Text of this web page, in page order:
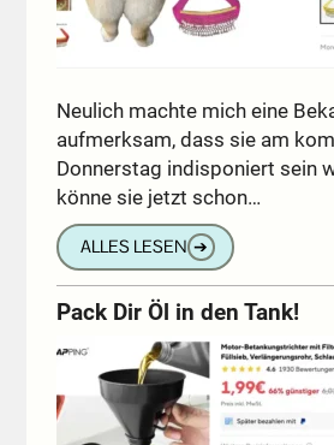
Neulich machte mich eine
aufmerksam, dass sie am
Donnerstag indisponiert sein
könne sie jetzt schon…
ALLES LESEN ➔
Pack Dir Öl in den Tank!